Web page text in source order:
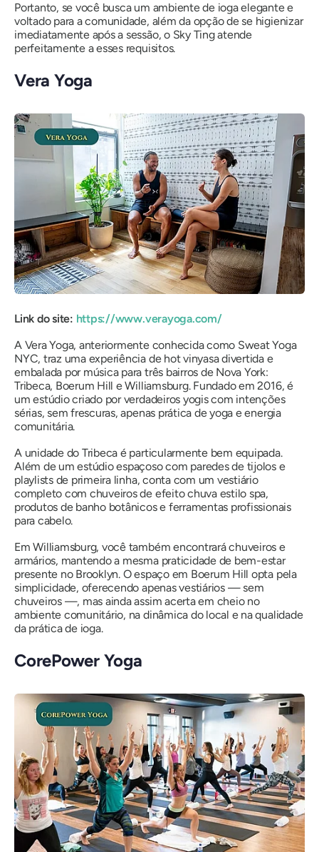
Portanto, se você busca um ambiente de ioga elegante e
voltado para a comunidade, além da opção de se higienizar
imediatamente após a sessão, o Sky Ting atende
perfeitamente a esses requisitos.
Vera Yoga
Link do site: https://www.verayoga.com/
A Vera Yoga, anteriormente conhecida como Sweat Yoga
NYC, traz uma experiência de hot vinyasa divertida e
embalada por música para três bairros de Nova York:
Tribeca, Boerum Hill e Williamsburg. Fundado em 2016, é
um estúdio criado por verdadeiros yogis com intenções
sérias, sem frescuras, apenas prática de yoga e energia
comunitária.
A unidade do Tribeca é particularmente bem equipada.
Além de um estúdio espaçoso com paredes de tijolos e
playlists de primeira linha, conta com um vestiário
completo com chuveiros de efeito chuva estilo spa,
produtos de banho botânicos e ferramentas profissionais
para cabelo.
Em Williamsburg, você também encontrará chuveiros e
armários, mantendo a mesma praticidade de bem-estar
presente no Brooklyn. O espaço em Boerum Hill opta pela
simplicidade, oferecendo apenas vestiários — sem
chuveiros —, mas ainda assim acerta em cheio no
ambiente comunitário, na dinâmica do local e na qualidade
da prática de ioga.
CorePower Yoga